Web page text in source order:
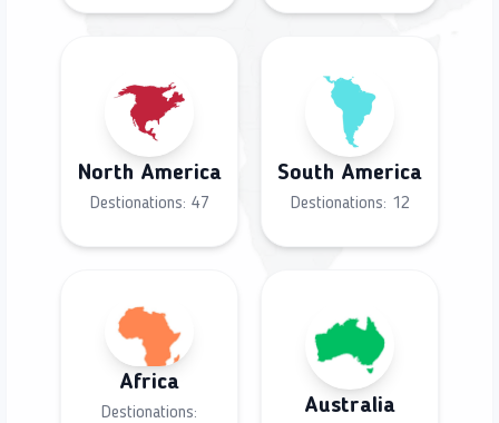
North America
Destionations: 47
South America
Destionations: 12
Africa
Destionations:
Australia